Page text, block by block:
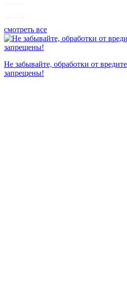
смотреть все
Не забывайте, обработки от
запрещены!